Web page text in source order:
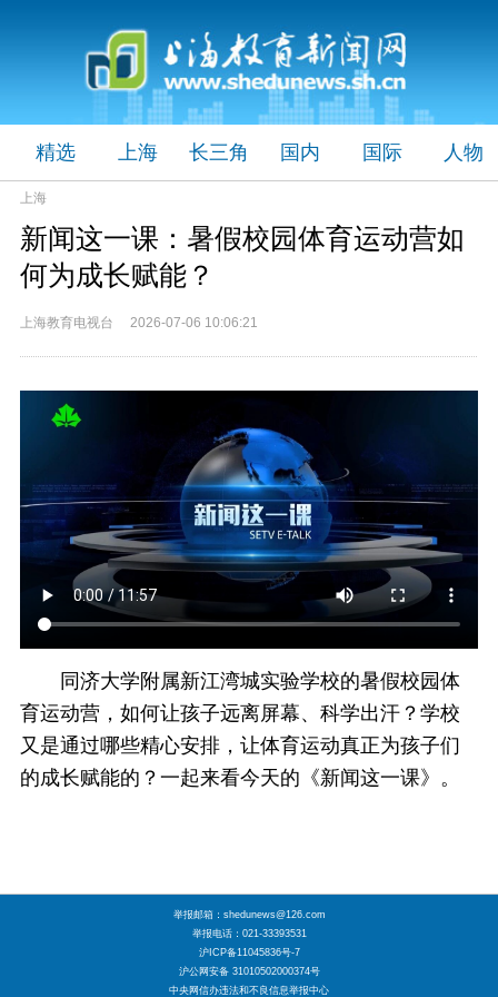
精选 上海 长三角 国内 国际 人物
上海
新闻这一课：暑假校园体育运动营如
何为成长赋能？
上海教育电视台 2026-07-06 10:06:21
同济大学附属新江湾城实验学校的暑假校园体
育运动营，如何让孩子远离屏幕、科学出汗？学校
又是通过哪些精心安排，让体育运动真正为孩子们
的成长赋能的？一起来看今天的《新闻这一课》。
举报邮箱：shedunews@126.com
举报电话：021-33393531
沪ICP备11045836号-7
沪公网安备 31010502000374号
中央网信办违法和不良信息举报中心